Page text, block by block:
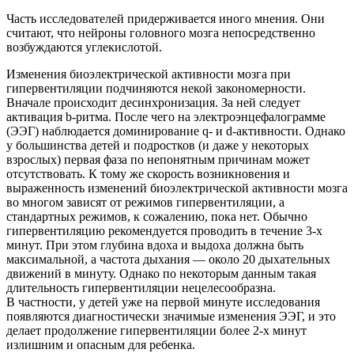
Часть исследователей придерживается иного мнения. Они
считают, что нейроны головного мозга непосредственно
возбуждаются углекислотой.
Изменения биоэлектрической активности мозга при
гипервентиляции подчиняются некой закономерности.
Вначале происходит десинхронизация. За ней следует
активация b-ритма. После чего на электроэнцефалограмме
(ЭЭГ) наблюдается доминирование q- и d-активности. Однако
у большинства детей и подростков (и даже у некоторых
взрослых) первая фаза по непонятным причинам может
отсутствовать. К тому же скорость возникновения и
выраженность изменений биоэлектрической активности мозга
во многом зависят от режимов гипервентиляции, а
стандартных режимов, к сожалению, пока нет. Обычно
гипервентиляцию рекомендуется проводить в течение 3-х
минут. При этом глубина вдоха и выдоха должна быть
максимальной, а частота дыхания — около 20 дыхательных
движений в минуту. Однако по некоторым данным такая
длительность гипервентиляции нецелесообразна.
В частности, у детей уже на первой минуте исследования
появляются диагностически значимые изменения ЭЭГ, и это
делает продолжение гипервентиляции более 2-х минут
излишним и опасным для ребенка.